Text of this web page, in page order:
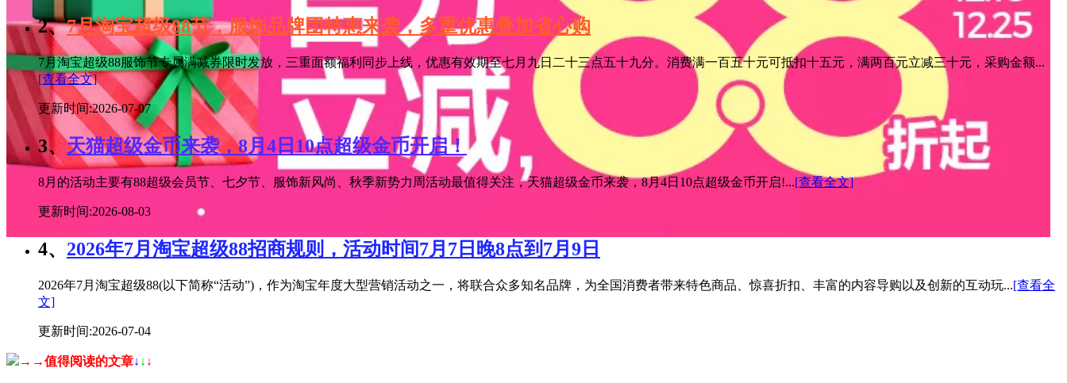
2、7月淘宝超级88节，服饰品牌团特惠来袭，多重优惠叠加省心购
7月淘宝超级88服饰节专属满减券限时发放，三重面额福利同步上线，优惠有效期至七月九日二十三点五十九分。消费满一百五十元可抵扣十五元，满两百元立减三十元，采购金额...
[查看全文]
更新时间:2026-07-07
3、天猫超级金币来袭，8月4日10点超级金币开启！
8月的活动主要有88超级会员节、七夕节、服饰新风尚、秋季新势力周活动最值得关注，天猫超级金币来袭，8月4日10点超级金币开启!...[查看全文]
更新时间:2026-08-03
4、 2026年7月淘宝超级88招商规则，活动时间7月7日晚8点到7月9日
2026年7月淘宝超级88(以下简称“活动”)，作为淘宝年度大型营销活动之一，将联合众多知名品牌，为全国消费者带来特色商品、惊喜折扣、丰富的内容导购以及创新的互动玩...[查看全
文]
更新时间:2026-07-04
→→值得阅读的文章↓ ↓ ↓